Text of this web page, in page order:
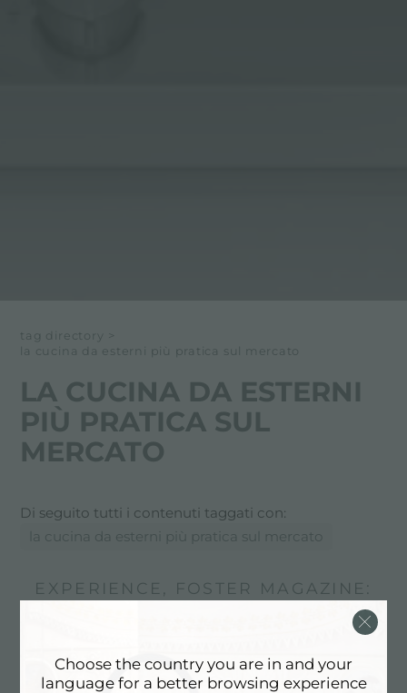
tag directory
>
la cucina da esterni più pratica sul mercato
LA CUCINA DA ESTERNI
PIÙ PRATICA SUL
MERCATO
Di seguito tutti i contenuti taggati con:
la cucina da esterni più pratica sul mercato
EXPERIENCE, FOSTER MAGAZINE:
IDEE & CONSIGLI IN CUCINA: LA
CUCINA DA ESTERNI PIÙ PRATICA
SUL MERCATO
Choose the country you are in and your
language for a better browsing experience